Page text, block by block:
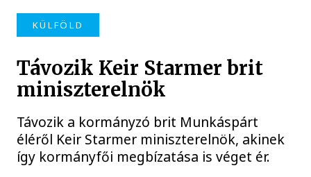
KÜLFÖLD
Távozik Keir Starmer brit
miniszterelnök
Távozik a kormányzó brit Munkáspárt
éléről Keir Starmer miniszterelnök, akinek
így kormányfői megbízatása is véget ér.